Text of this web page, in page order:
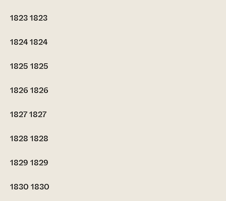
18231823
18241824
1825 1825
1826 1826
18271827
1828 1828
1829 1829
1830 1830